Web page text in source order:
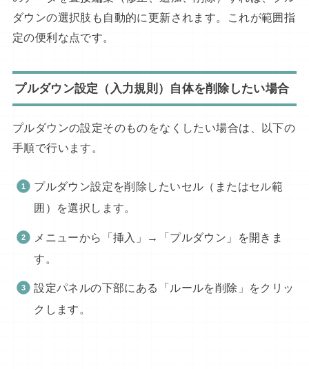
ダウンの選択肢も自動的に更新されます。これが範囲指
定の便利な点です。
プルダウン設定（入力規則）自体を削除したい場合
プルダウンの設定そのものをなくしたい場合は、以下の
手順で行います。
プルダウン設定を削除したいセル（またはセル範
囲）を選択します。
メニューから「挿入」→「プルダウン」を開きま
す。
設定パネルの下部にある「ルールを削除」をクリッ
クします。